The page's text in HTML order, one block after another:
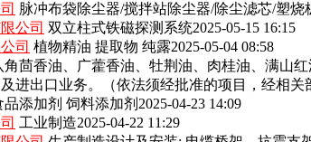
脉冲布袋除尘器/搅拌站除尘器/除尘滤芯/塑烧
公司 双立柱式铁磁探测系统2025-05-15 16:15
司 植物精油 提取物 纯露2025-05-04 08:58
角茴香油、广藿香油、牡荆油、肉桂油、满山
进出口业务。（依法须经批准的项目，经相关
品添加剂 饲料添加剂 2025-04-23 14:09
工业制造2025-04-22 11:29